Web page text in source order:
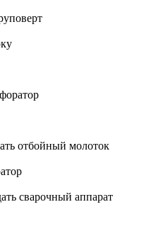
отбойный молоток
сварочный аппарат